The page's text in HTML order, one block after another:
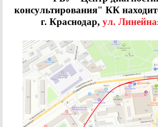
консультирования" КК
г. Краснодар, ул.